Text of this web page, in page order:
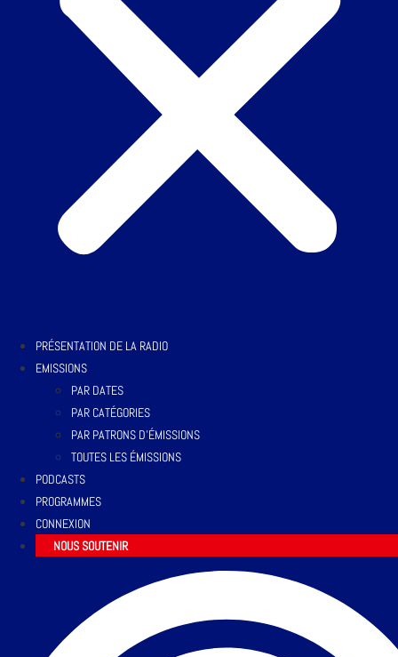
PRÉSENTATION DE LA RADIO
EMISSIONS
PAR DATES
PAR CATÉGORIES
PAR PATRONS D’ÉMISSIONS
TOUTES LES ÉMISSIONS
PODCASTS
PROGRAMMES
CONNEXION
NOUS SOUTENIR